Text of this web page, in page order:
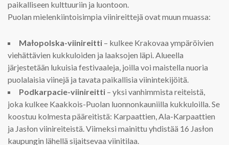
paikalliseen kulttuuriin ja luontoon.
Puolan mielenkiintoisimpia viinireittejä ovat muun muassa:
Małopolska-viinireitti – kulkee Krakovaa ympäröivien
viehättävien kukkuloiden ja laaksojen läpi. Alueella
järjestetään lukuisia festivaaleja, joilla voi maistella nuoria
puolalaisia viinejä ja tavata paikallisia viinintekijöitä.
Podkarpacie-viinireitti – yksi vanhimmista reiteistä,
joka kulkee Kaakkois-Puolan luonnonkauniilla kukkuloilla. Se
koostuu kolmesta pääreitistä: Karpaattien, Ala-Karpaattien
ja Jasłon viinireiteistä. Viimeksi mainittu yhdistää 16 Jasłon
kaupungin lähellä sijaitsevaa viinitilaa.